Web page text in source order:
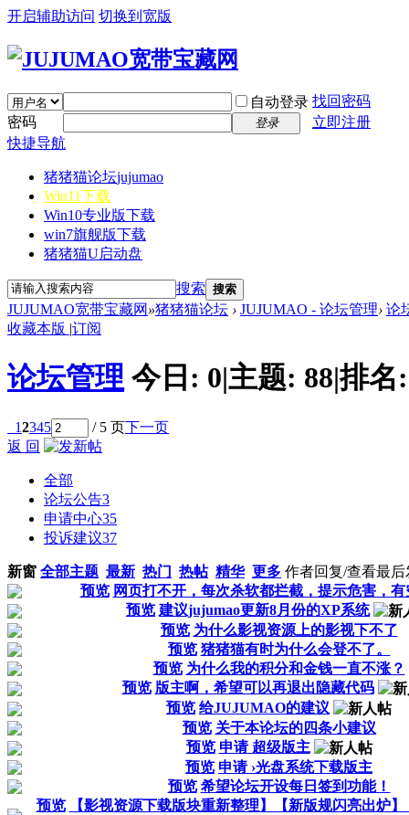
开启辅助访问 切换到宽版
自动登录 找回密码
密码
登录
立即注册
快捷导航
猪猪猫论坛jujumao
Win11下载
Win10专业版下载
win7旗舰版下载
猪猪猫U启动盘
搜索 搜索
JUJUMAO宽带宝藏网 »猪猪猫论坛 › JUJUMAO - 论坛管理› 论
收藏本版 |订阅
论坛管理 今日: 0|主题: 88|排
12345 / 5 页下一页
返 回
全部
论坛公告3
申请中心35
投诉建议37
新窗 全部主题 最新 热门 热帖 精华 更多 作者回复/查看最后
预览 网页打不开，每次杀软都拦截，提示危害，
预览 建议jujumao更新8月份的XP系统
预览 为什么影视资源上的影视下不了
预览 猪猪猫有时为什么会登不了。
预览 为什么我的积分和金钱一直不涨？
预览 版主啊，希望可以再退出隐藏代码
预览 给JUJUMAO的建议
预览 关于本论坛的四条小建议
预览 申请 超级版主
预览 申请 ›光盘系统下载版主
预览 希望论坛开设每日签到功能！
预览
【影视资源下载版块重新整理】【新版规闪亮出炉